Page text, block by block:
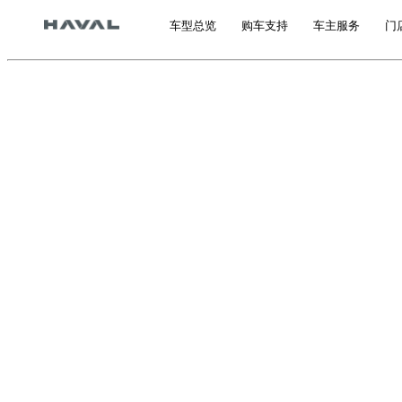
车型总览 购车支持 车主服务 门